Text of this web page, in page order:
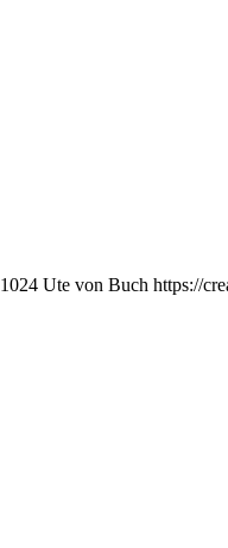
1024 Ute von Buch https://